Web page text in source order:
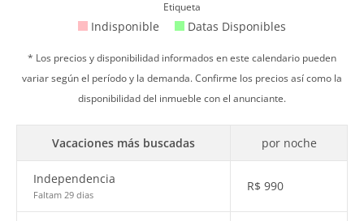
Etiqueta
Indisponible Datas Disponibles
* Los precios y disponibilidad informados en este calendario pueden
variar según el período y la demanda. Confirme los precios así como la
disponibilidad del inmueble con el anunciante.
Vacaciones más buscadas por noche
Independencia
Faltam 29 dias
R$ 990